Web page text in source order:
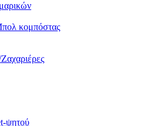
κομπόστας
ψητού